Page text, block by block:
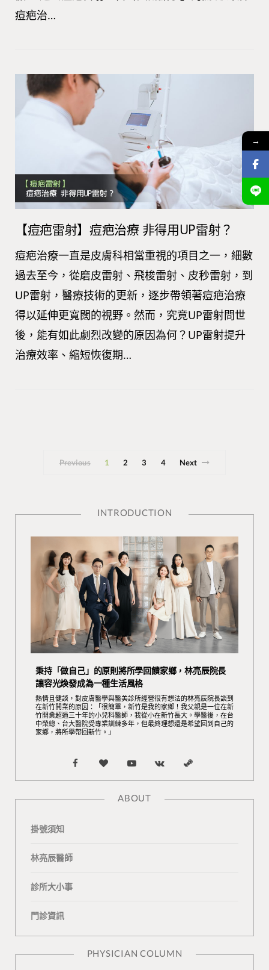
痘疤治…
【痘疤雷射】痘疤治療 非得用UP雷射？
痘疤治療一直是皮膚科相當重視的項目之一，細數
過去至今，從磨皮雷射、飛梭雷射、皮秒雷射，到
UP雷射，醫療技術的更新，逐步帶領著痘疤治療
得以延伸更寬闊的視野。然而，究竟UP雷射問世
後，能有如此劇烈改變的原因為何？UP雷射提升
治療效率、縮短恢復期…
Previous 1 2 3 4 Next
INTRODUCTION
秉持「做自己」的原則將所學回饋家鄉，林亮辰院長
讓容光煥發成為一種生活風格
熱情且健談，對皮膚醫學與醫美診所經營很有想法的林亮辰院長談到
在新竹開業的原因：「很簡單，新竹是我的家鄉！我父親是一位在新
竹開業超過三十年的小兒科醫師，我從小在新竹長大。學醫後，在台
中榮總、台大醫院受專業訓練多年，但最終理想還是希望回到自己的
家鄉，將所學帶回新竹。」
F
a
B
l
Y
o
V
K
S
t
ABOUT
掛號須知
林亮辰醫師
診所大小事
門診資訊
PHYSICIAN COLUMN
→